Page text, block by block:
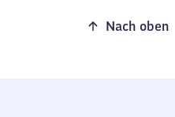
Nach oben